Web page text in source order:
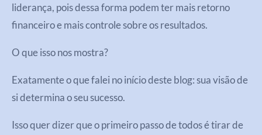
liderança, pois dessa forma podem ter mais retorno
financeiro e mais controle sobre os resultados.
O que isso nos mostra?
Exatamente o que falei no início deste blog: sua visão de
si determina o seu sucesso.
Isso quer dizer que o primeiro passo de todos é tirar de